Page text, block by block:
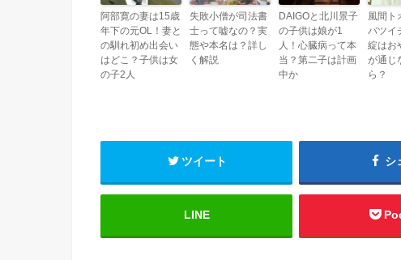
阿部寛の妻は15歳
年下の元OL！妻と
の馴れ初め出会い
はどこ？子供は女
の子2人
失敗小僧が司法書
士って嘘なの？実
態や本名は？詳し
く解説
DAIGOと北川景子
の子供は娘が1
人！心臓病って本
当？第二子は計画
中か
風間ト
バツイ
綻はお
が通じ
ら？
ツイート シ
LINE